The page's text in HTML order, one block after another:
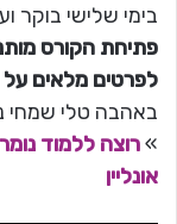
בימי שלישי בוקר
פתיחת הקורס
לפרטים מלאים על הקורס
באהבה טלי שמחי
»רוצה ללמוד
אונליין